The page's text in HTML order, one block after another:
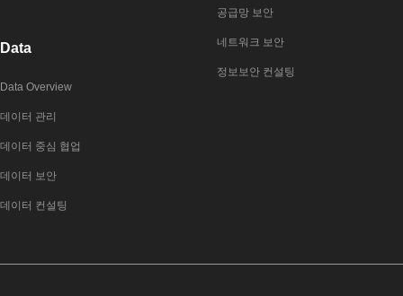
Data
Data Overview
데이터 관리
데이터 중심 협업
데이터 보안
데이터 컨설팅
공급망 보안
네트워크 보안
정보보안 컨설팅